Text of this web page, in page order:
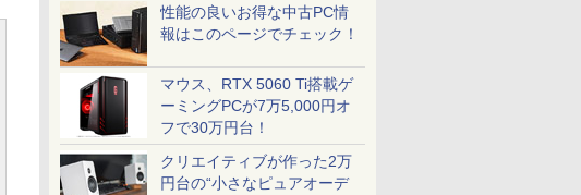
性能の良いお得な中古PC情
報はこのページでチェック！
マウス、RTX 5060 Ti搭載ゲ
ーミングPCが7万5,000円オ
フで30万円台！
クリエイティブが作った2万
円台の“小さなピュアオーデ